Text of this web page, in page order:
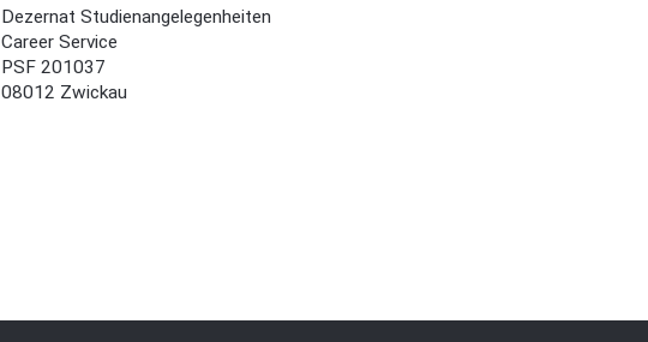
Dezernat Studienangelegenheiten
Career Service
PSF 201037
08012 Zwickau